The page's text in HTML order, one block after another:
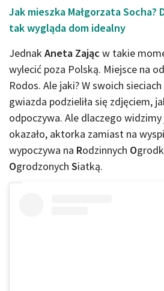
Jak mieszka Małgorzata Socha?
tak wygląda dom idealny
Jednak Aneta Zając w takie
wylecić poza Polską. Miejsce na
Rodos. Ale jaki? W swoich
gwiazda podzieliła się zdjęciem,
odpoczywa. Ale dlaczego
okazało, aktorka zamiast na
wypoczywa na Rodzinnych O
Ogrodzonych Siatką.